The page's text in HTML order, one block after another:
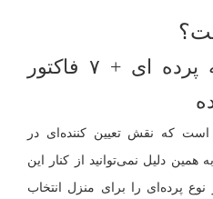
راهنمای خرید پارچه پرده ای + ۷ فاکتور
که نقش تعیین کننده‌ای در
همین دلیل نمی‌توانید از کنار این
پرده‌ای را برای منزل انتخاب